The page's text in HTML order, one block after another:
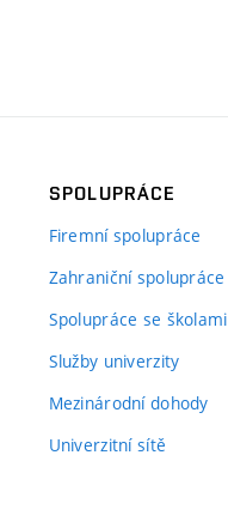
SPOLUPRÁCE
Firemní spolupráce
Zahraniční spolupráce
Spolupráce se školami
Služby univerzity
Mezinárodní dohody
Univerzitní sítě